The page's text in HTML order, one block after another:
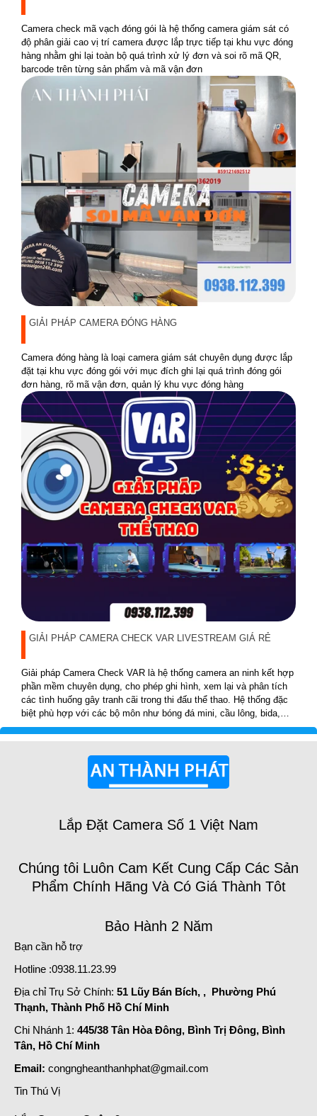
Camera check mã vạch đóng gói là hệ thống camera giám sát có
độ phân giải cao vị trí camera được lắp trực tiếp tại khu vực đóng
hàng nhằm ghi lại toàn bộ quá trình xử lý đơn và soi rõ mã QR,
barcode trên từng sản phẩm và mã vận đơn
GIẢI PHÁP CAMERA ĐÓNG HÀNG
Camera đóng hàng là loại camera giám sát chuyên dụng được lắp
đặt tại khu vực đóng gói với mục đích ghi lại quá trình đóng gói
đơn hàng, rõ mã vận đơn, quản lý khu vực đóng hàng
GIẢI PHÁP CAMERA CHECK VAR LIVESTREAM GIÁ RẺ
Giải pháp Camera Check VAR là hệ thống camera an ninh kết hợp
phần mềm chuyên dụng, cho phép ghi hình, xem lại và phân tích
các tình huống gây tranh cãi trong thi đấu thể thao. Hệ thống đặc
biệt phù hợp với các bộ môn như bóng đá mini, cầu lông, bida,
pickleball, tennis…
Lắp Đặt Camera Số 1 Việt Nam
Chúng tôi Luôn Cam Kết Cung Cấp Các Sản
Phẩm Chính Hãng Và Có Giá Thành Tôt
Bảo Hành 2 Năm
Bạn cần hỗ trợ
Hotline :0938.11.23.99
Địa chỉ Trụ Sở Chính: 51 Lũy Bán Bích, , Phường Phú
Thạnh, Thành Phố Hồ Chí Minh
Chi Nhánh 1: 445/38 Tân Hòa Đông, Bình Trị Đông, Bình
Tân, Hồ Chí Minh
Email: congngheanthanhphat@gmail.com
Tin Thú Vị